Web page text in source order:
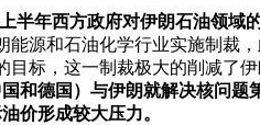
半年西方政府对伊朗石油领
源和石油化学行业实施制裁
标，这一制裁极大的削减
和德国）与伊朗就解决核问
价形成较大压力。